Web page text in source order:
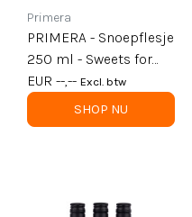
Primera
PRIMERA - Snoepflesje
250 ml - Sweets for
my sweetest - mix
doos - per 12
EUR --,-- Excl. btw
SHOP NU